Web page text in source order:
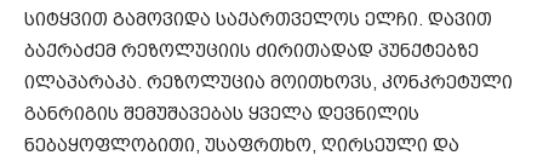
სიტყვით გამოვიდა საქართველოს ელჩი. დავით
ბაქრაძემ რეზოლუციის ძირითადად პუნქტებზე
ილაპარაკა. რეზოლუცია მოითხოვს, კონკრეტული
განრიგის შემუშავებას ყველა დევნილის
ნებაყოფლობითი, უსაფრთხო, ღირსეული და